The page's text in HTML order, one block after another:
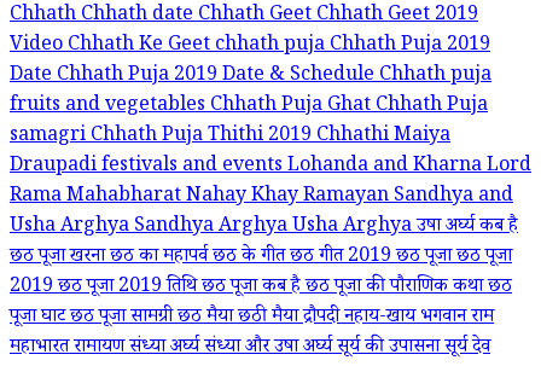
ChhathChhath dateChhath GeetChhath Geet 2019
VideoChhath Ke Geetchhath pujaChhath Puja 2019
DateChhath Puja 2019 Date & ScheduleChhath puja
fruits and vegetablesChhath Puja GhatChhath Puja
samagriChhath Puja Thithi 2019Chhathi Maiya
Draupadifestivals and eventsLohanda and KharnaLord
RamaMahabharatNahay KhayRamayanSandhya and
Usha ArghyaSandhya ArghyaUsha Arghyaउषा अर्घ्यकब है
छठ पूजाखरनाछठ का महापर्वछठ के गीतछठ गीत 2019छठ पूजाछठ पूजा
2019छठ पूजा 2019 तिथिछठ पूजा कब हैछठ पूजा की पौराणिक कथाछठ
पूजा घाटछठ पूजा सामग्रीछठ मैयाछठी मैयाद्रौपदीनहाय-खायभगवान राम
महाभारतरामायणसंध्या अर्घ्यसंध्या और उषा अर्घ्यसूर्य की उपासनासूर्य देव